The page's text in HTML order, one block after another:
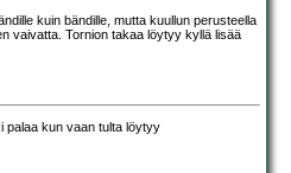
kuin bändille, mutta kuullun perusteella
vaivatta. Tornion takaa löytyy kyllä lisää